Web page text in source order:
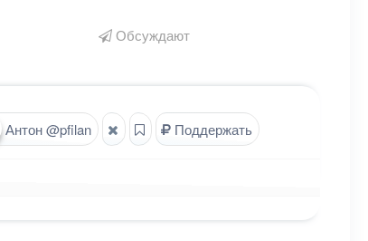
Обсуждают
Антон @pfilan Поддержать